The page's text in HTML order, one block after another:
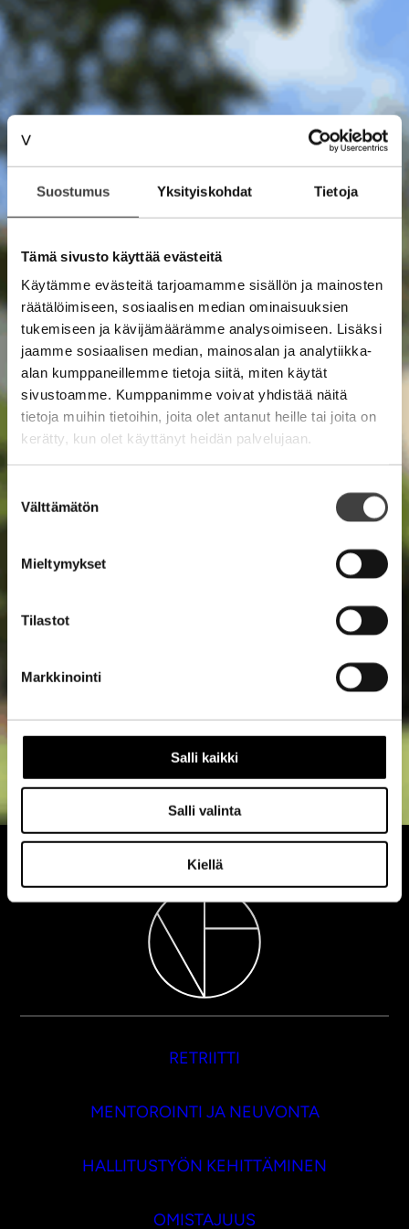
Suostumus Yksityiskohdat Tietoja
Tämä sivusto käyttää evästeitä
Käytämme evästeitä tarjoamamme sisällön ja mainosten
räätälöimiseen, sosiaalisen median ominaisuuksien
tukemiseen ja kävijämäärämme analysoimiseen. Lisäksi
jaamme sosiaalisen median, mainosalan ja analytiikka-
alan kumppaneillemme tietoja siitä, miten käytät
sivustoamme. Kumppanimme voivat yhdistää näitä
tietoja muihin tietoihin, joita olet antanut heille tai joita on
kerätty, kun olet käyttänyt heidän palvelujaan.
valinta
Välttämätön
Mieltymykset
Tilastot
Markkinointi
Salli kaikki
Salli valinta
Kiellä
RETRIITTI
MENTOROINTI JA NEUVONTA
HALLITUSTYÖN KEHITTÄMINEN
OMISTAJUUS